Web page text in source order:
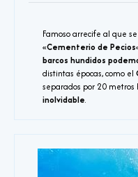
Famoso arrecife al que
«Cementerio de Pecios
barcos hundidos
distintas épocas, como el
separados por 20 metros
inolvidable.